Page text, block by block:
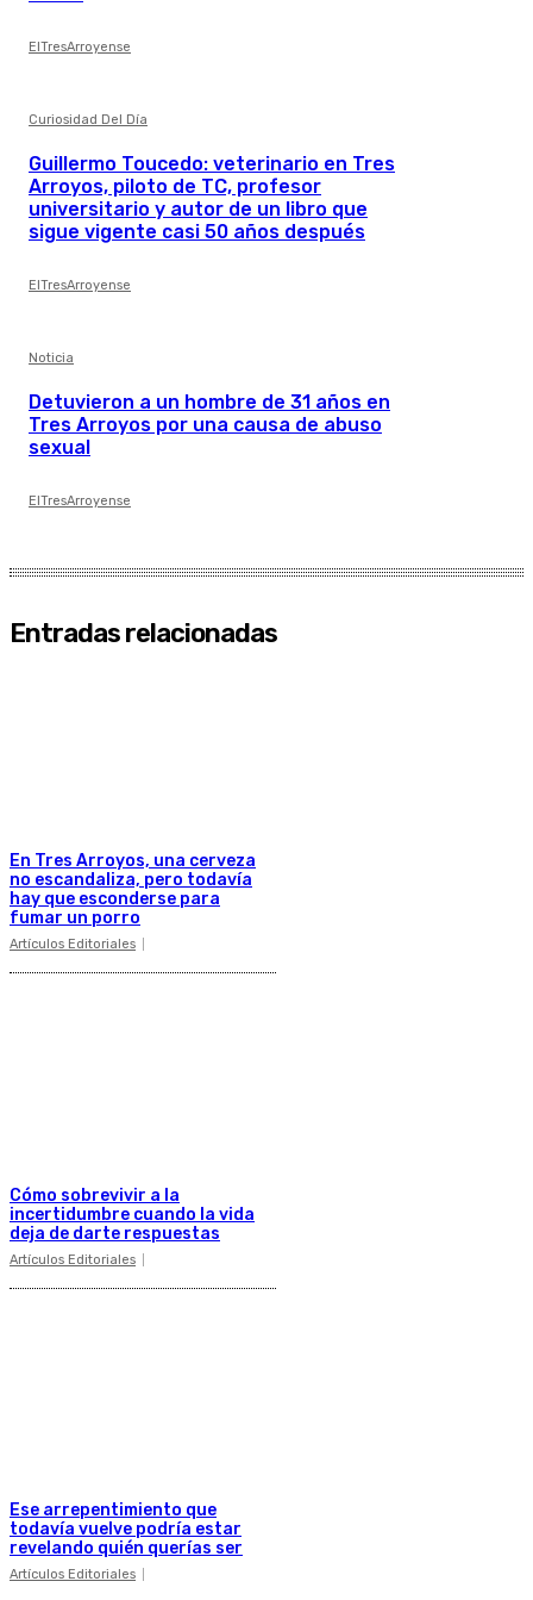
ElTresArroyense
Curiosidad Del Día
Guillermo Toucedo: veterinario en Tres
Arroyos, piloto de TC, profesor
universitario y autor de un libro que
sigue vigente casi 50 años después
ElTresArroyense
Noticia
Detuvieron a un hombre de 31 años en
Tres Arroyos por una causa de abuso
sexual
ElTresArroyense
Entradas relacionadas
En Tres Arroyos, una cerveza
no escandaliza, pero todavía
hay que esconderse para
fumar un porro
Artículos Editoriales
Cómo sobrevivir a la
incertidumbre cuando la vida
deja de darte respuestas
Artículos Editoriales
Ese arrepentimiento que
todavía vuelve podría estar
revelando quién querías ser
Artículos Editoriales